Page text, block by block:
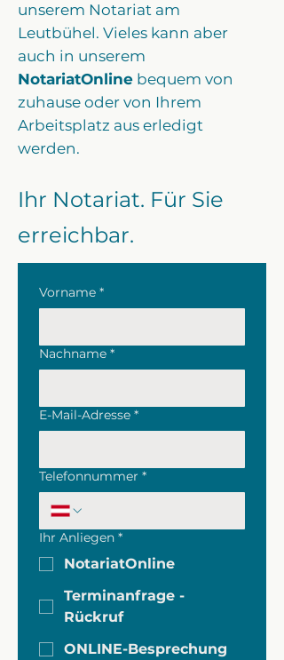
unserem Notariat am
Leutbühel. Vieles kann aber
auch in unserem
NotariatOnline bequem von
zuhause oder von Ihrem
Arbeitsplatz aus erledigt
werden.
Ihr Notariat. Für Sie
erreichbar.
Vorname *
Nachname *
E-Mail-Adresse *
Telefonnummer *
Ihr Anliegen *
NotariatOnline
Terminanfrage -
Rückruf
ONLINE-Besprechung